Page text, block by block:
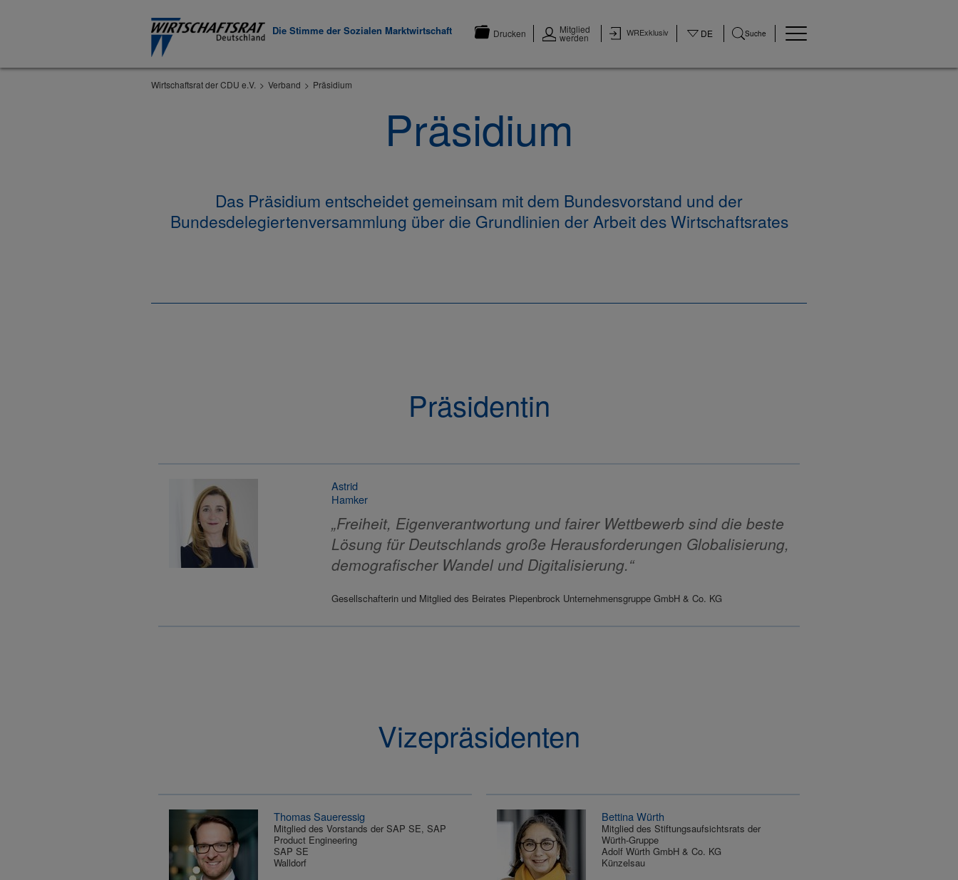
Die Stimme der Sozialen Marktwirtschaft Drucken Mitglied
werden WRExklusiv DE Suche
Wirtschaftsrat der CDU e.V. Verband Präsidium
Präsidium
Das Präsidium entscheidet gemeinsam mit dem Bundesvorstand und der
Bundesdelegiertenversammlung über die Grundlinien der Arbeit des Wirtschaftsrates
Präsidentin
Astrid
Hamker
„Freiheit, Eigenverantwortung und fairer Wettbewerb sind die beste
Lösung für Deutschlands große Herausforderungen Globalisierung,
demografischer Wandel und Digitalisierung.“
Gesellschafterin und Mitglied des Beirates Piepenbrock Unternehmensgruppe GmbH & Co. KG
Vizepräsidenten
Thomas Saueressig
Mitglied des Vorstands der SAP SE, SAP
Product Engineering
SAP SE
Walldorf
Bettina Würth
Mitglied des Stiftungsaufsichtsrats der
Würth-Gruppe
Adolf Würth GmbH & Co. KG
Künzelsau